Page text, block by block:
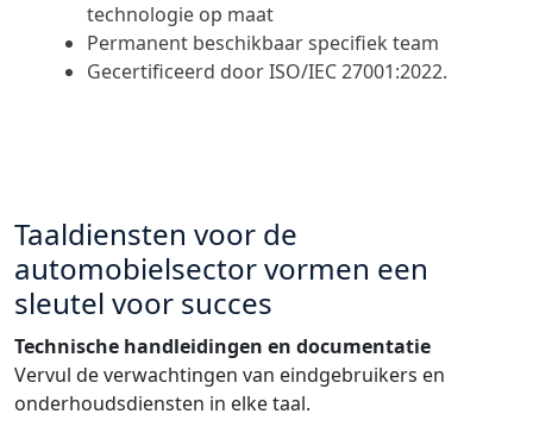
Alle sectorentechnologie op maat
Permanent beschikbaar specifiek team
Gecertificeerd door ISO/IEC 27001:2022.
Taaldiensten voor de
automobielsector vormen een
sleutel voor succes
Technische handleidingen en documentatie
Vervul de verwachtingen van eindgebruikers en
onderhoudsdiensten in elke taal.